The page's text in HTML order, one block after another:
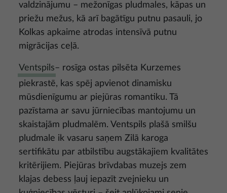
valdzinājumu – mežonīgas pludmales, kāpas un
priežu mežus, kā arī bagātīgu putnu pasauli, jo
Kolkas apkaime atrodas intensīvā putnu
migrācijas ceļā.
Ventspils– rosīga ostas pilsēta Kurzemes
piekrastē, kas spēj apvienot dinamisku
mūsdienīgumu ar piejūras romantiku. Tā
pazīstama ar savu jūrniecības mantojumu un
skaistajām pludmalēm. Ventspils plašā smilšu
pludmale ik vasaru saņem Zilā karoga
sertifikātu par atbilstību augstākajiem kvalitātes
kritērijiem. Piejūras brīvdabas muzejs zem
klajas debess ļauj iepazīt zvejnieku un